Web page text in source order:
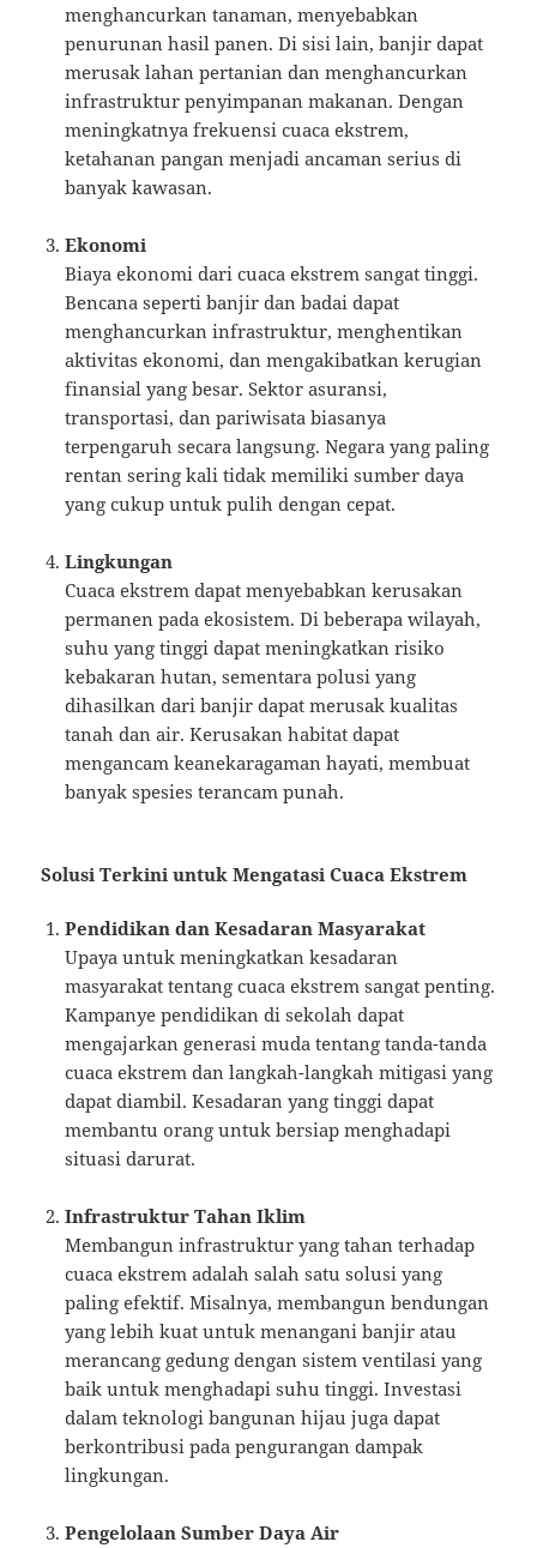
menghancurkan tanaman, menyebabkan
penurunan hasil panen. Di sisi lain, banjir dapat
merusak lahan pertanian dan menghancurkan
infrastruktur penyimpanan makanan. Dengan
meningkatnya frekuensi cuaca ekstrem,
ketahanan pangan menjadi ancaman serius di
banyak kawasan.
Ekonomi
Biaya ekonomi dari cuaca ekstrem sangat tinggi.
Bencana seperti banjir dan badai dapat
menghancurkan infrastruktur, menghentikan
aktivitas ekonomi, dan mengakibatkan kerugian
finansial yang besar. Sektor asuransi,
transportasi, dan pariwisata biasanya
terpengaruh secara langsung. Negara yang paling
rentan sering kali tidak memiliki sumber daya
yang cukup untuk pulih dengan cepat.
Lingkungan
Cuaca ekstrem dapat menyebabkan kerusakan
permanen pada ekosistem. Di beberapa wilayah,
suhu yang tinggi dapat meningkatkan risiko
kebakaran hutan, sementara polusi yang
dihasilkan dari banjir dapat merusak kualitas
tanah dan air. Kerusakan habitat dapat
mengancam keanekaragaman hayati, membuat
banyak spesies terancam punah.
Solusi Terkini untuk Mengatasi Cuaca Ekstrem
Pendidikan dan Kesadaran Masyarakat
Upaya untuk meningkatkan kesadaran
masyarakat tentang cuaca ekstrem sangat penting.
Kampanye pendidikan di sekolah dapat
mengajarkan generasi muda tentang tanda-tanda
cuaca ekstrem dan langkah-langkah mitigasi yang
dapat diambil. Kesadaran yang tinggi dapat
membantu orang untuk bersiap menghadapi
situasi darurat.
Infrastruktur Tahan Iklim
Membangun infrastruktur yang tahan terhadap
cuaca ekstrem adalah salah satu solusi yang
paling efektif. Misalnya, membangun bendungan
yang lebih kuat untuk menangani banjir atau
merancang gedung dengan sistem ventilasi yang
baik untuk menghadapi suhu tinggi. Investasi
dalam teknologi bangunan hijau juga dapat
berkontribusi pada pengurangan dampak
lingkungan.
Pengelolaan Sumber Daya Air